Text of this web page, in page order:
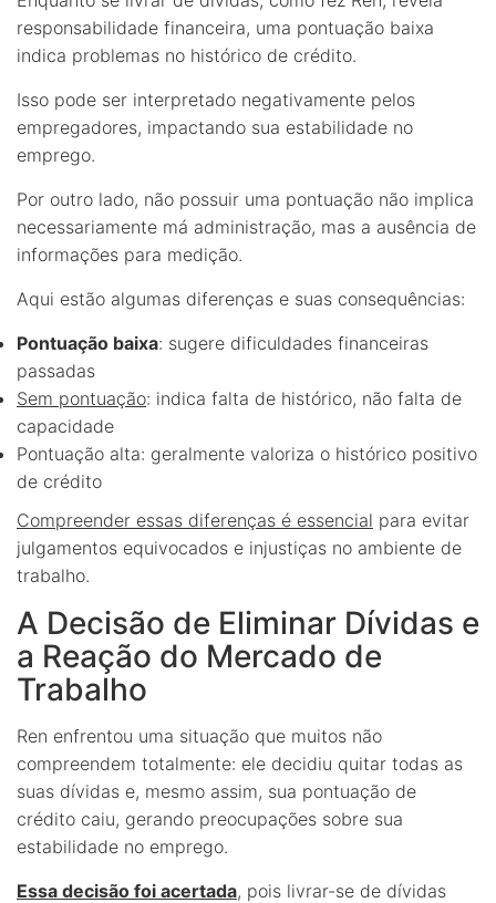
responsabilidade financeira, uma pontuação baixa
indica problemas no histórico de crédito.
Isso pode ser interpretado negativamente pelos
empregadores, impactando sua estabilidade no
emprego.
Por outro lado, não possuir uma pontuação não implica
necessariamente má administração, mas a ausência de
informações para medição.
Aqui estão algumas diferenças e suas consequências:
Pontuação baixa: sugere dificuldades financeiras
passadas
Sem pontuação: indica falta de histórico, não falta de
capacidade
Pontuação alta: geralmente valoriza o histórico positivo
de crédito
Compreender essas diferenças é essencial para evitar
julgamentos equivocados e injustiças no ambiente de
trabalho.
A Decisão de Eliminar Dívidas e
a Reação do Mercado de
Trabalho
Ren enfrentou uma situação que muitos não
compreendem totalmente: ele decidiu quitar todas as
suas dívidas e, mesmo assim, sua pontuação de
crédito caiu, gerando preocupações sobre sua
estabilidade no emprego.
Essa decisão foi acertada, pois livrar-se de dívidas